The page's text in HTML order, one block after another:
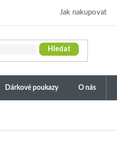
Jak nakupovat
Hledat
Dárkové poukazy O nás